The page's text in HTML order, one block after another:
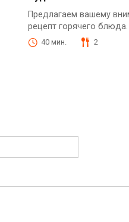
Предлагаем вашему
рецепт горячего блюда.
40 мин. 2